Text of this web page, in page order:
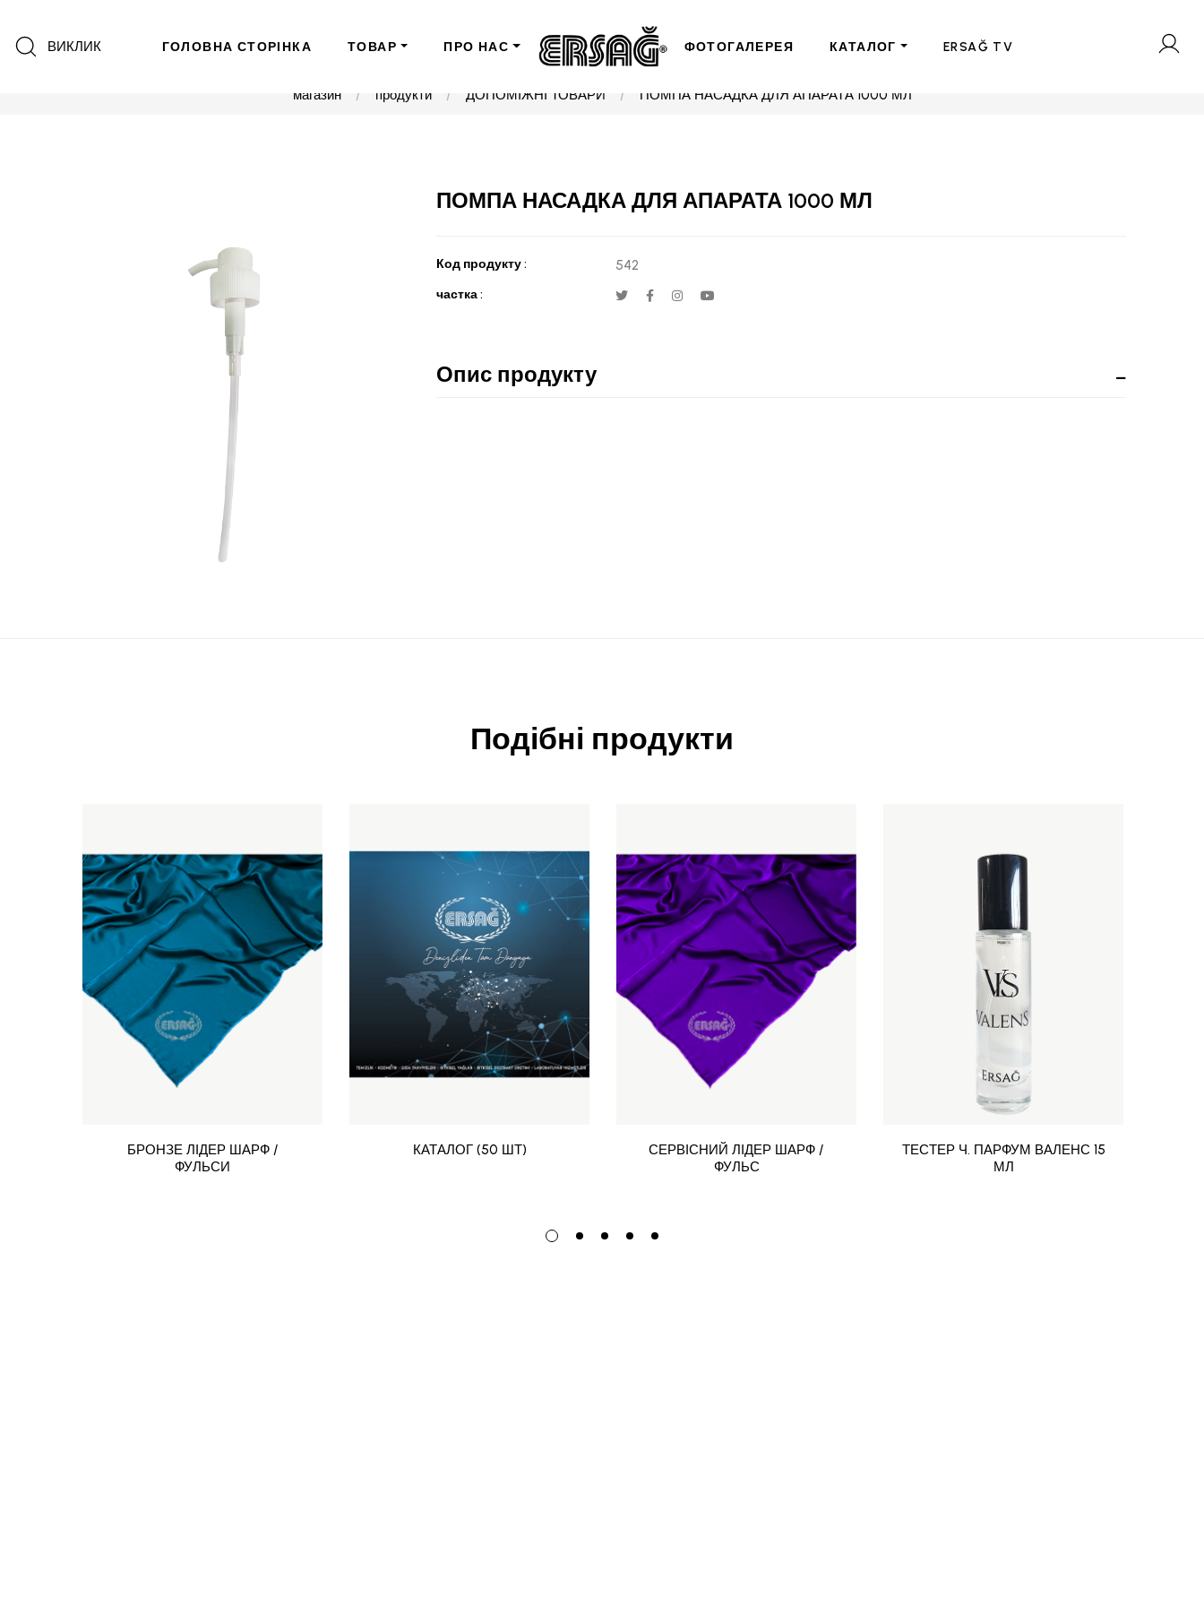
ВИКЛИК ГОЛОВНА СТОРІНКА ТОВАР ПРО НАС ФОТОГАЛЕРЕЯ КАТАЛОГ ERSAĞ TV
магазин продукти ДОПОМІЖНІ ТОВАРИ ПОМПА НАСАДКА ДЛЯ АПАРАТА 1000 МЛ
ПОМПА НАСАДКА ДЛЯ АПАРАТА 1000 МЛ
Код продукту : 542
частка :
Опис продукту
Подібні продукти
БРОНЗЕ ЛІДЕР ШАРФ /
ФУЛЬСИ
КАТАЛОГ (50 ШТ)
СЕРВІСНИЙ ЛІДЕР ШАРФ /
ФУЛЬС
ТЕСТЕР Ч. ПАРФУМ ВАЛЕНС 15
МЛ